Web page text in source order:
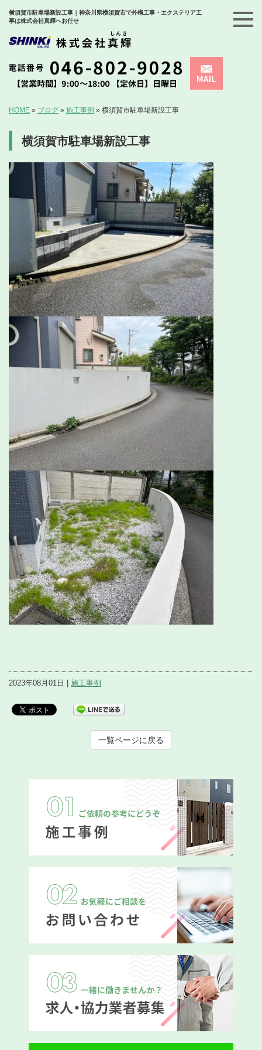
横須賀市駐車場新設工事｜神奈川県横須賀市で外構工事・エクステリア工
事は株式会社真輝へお任せ
HOME » ブログ » 施工事例 » 横須賀市駐車場新設工事
横須賀市駐車場新設工事
2023年08月01日 | 施工事例
一覧ページに戻る